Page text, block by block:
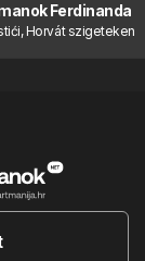
Ferdinanda
Horvát szigeteken